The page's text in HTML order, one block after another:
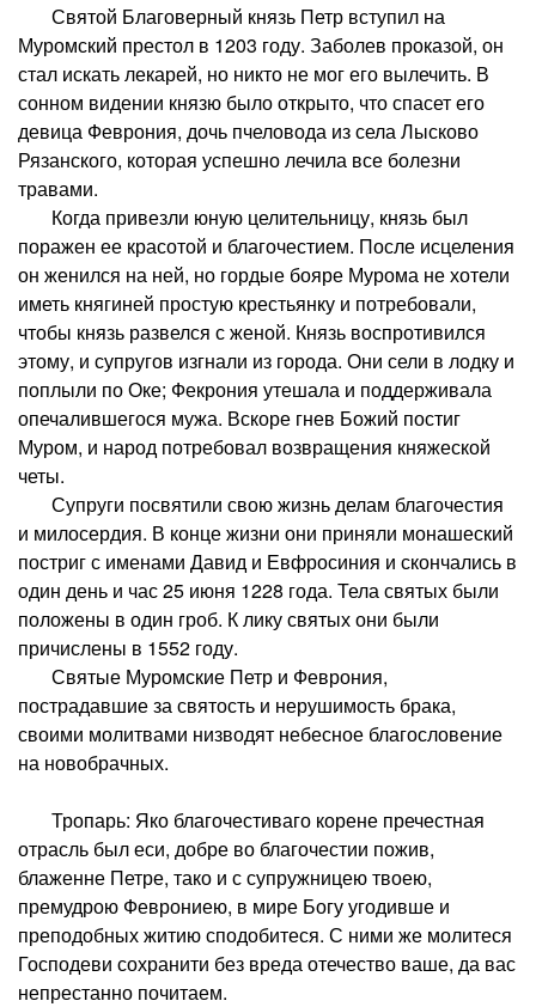
Святой Благоверный князь Петр вступил на
Муромский престол в 1203 году. Заболев проказой, он
стал искать лекарей, но никто не мог его вылечить. В
сонном видении князю было открыто, что спасет его
девица Феврония, дочь пчеловода из села Лысково
Рязанского, которая успешно лечила все болезни
травами.
Когда привезли юную целительницу, князь был
поражен ее красотой и благочестием. После исцеления
он женился на ней, но гордые бояре Мурома не хотели
иметь княгиней простую крестьянку и потребовали,
чтобы князь развелся с женой. Князь воспротивился
этому, и супругов изгнали из города. Они сели в лодку и
поплыли по Оке; Фекрония утешала и поддерживала
опечалившегося мужа. Вскоре гнев Божий постиг
Муром, и народ потребовал возвращения княжеской
четы.
Супруги посвятили свою жизнь делам благочестия
и милосердия. В конце жизни они приняли монашеский
постриг с именами Давид и Евфросиния и скончались в
один день и час 25 июня 1228 года. Тела святых были
положены в один гроб. К лику святых они были
причислены в 1552 году.
Святые Муромские Петр и Феврония,
пострадавшие за святость и нерушимость брака,
своими молитвами низводят небесное благословение
на новобрачных.
Тропарь: Яко благочестиваго корене пречестная
отрасль был еси, добре во благочестии пожив,
блаженне Петре, тако и с супружницею твоею,
премудрою Феврониею, в мире Богу угодивше и
преподобных житию сподобитеся. С ними же молитеся
Господеви сохранити без вреда отечество ваше, да вас
непрестанно почитаем.